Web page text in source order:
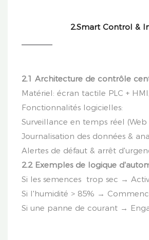
2.Smart Control &
2.1 Architecture de contrôle
Matériel: écran tactile PLC +
Fonctionnalités logicielles:
Surveillance en temps réel
Journalisation des données &
Alertes de défaut & arrêt
2.2 Exemples de logique
Si les semences trop sec →
Si l'humidité > 85% →
Si une panne de courant →